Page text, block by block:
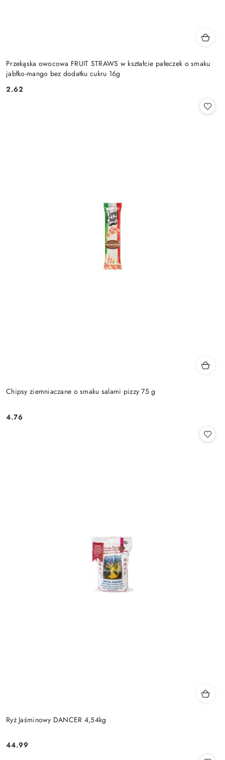
Przekąska owocowa FRUIT STRAWS w kształcie pałeczek o smaku
jabłko-mango bez dodatku cukru 16g
Cena:
2.62
Chipsy ziemniaczane o smaku salami pizzy 75 g
Cena:
4.76
Ryż Jaśminowy DANCER 4,54kg
Cena:
44.99